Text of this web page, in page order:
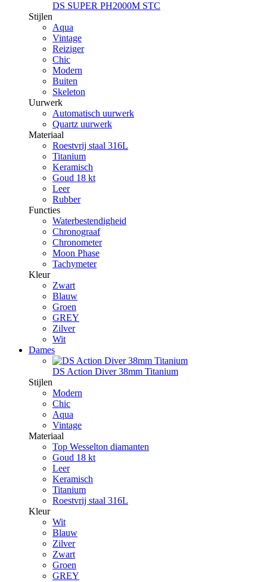
DS SUPER PH2000M STC
Stijlen
Aqua
Vintage
Reiziger
Chic
Modern
Buiten
Skeleton
Uurwerk
Automatisch uurwerk
Quartz uurwerk
Materiaal
Roestvrij staal 316L
Titanium
Keramisch
Goud 18 kt
Leer
Rubber
Functies
Waterbestendigheid
Chronograaf
Chronometer
Moon Phase
Tachymeter
Kleur
Zwart
Blauw
Groen
GREY
Zilver
Wit
Dames
DS Action Diver 38mm Titanium
Stijlen
Modern
Chic
Aqua
Vintage
Materiaal
Top Wesselton diamanten
Goud 18 kt
Leer
Keramisch
Titanium
Roestvrij staal 316L
Kleur
Wit
Blauw
Zilver
Zwart
Groen
GREY